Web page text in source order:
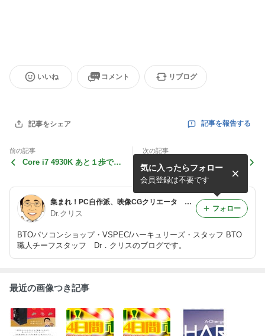
いいね コメント リブログ
記事をシェア 記事を報告する
前の記事
Core i7 4930K あと１歩で5
次の記事
Windows 7 DSP はまだま
だ？続きます。
集まれ！PC自作派、映像CGクリエータ Dr.クリスのブログ
Dr.クリス
BTOパソコンショップ・VSPEC/ハーキュリーズ・スタッフ BTO
職人チーフスタッフ Dr．クリスのブログです。
気に入ったらフォロー
会員登録は不要です
フォロー
最近の画像つき記事